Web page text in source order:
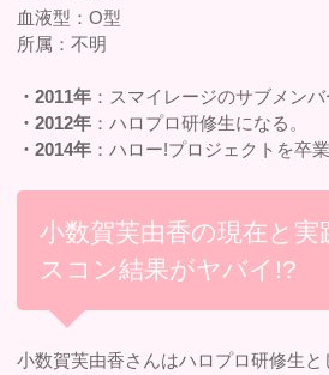
血液型：O型
所属：不明
・2011年 ：スマイレージのサブメン
・2012年 ：ハロプロ研修生になる。
・2014年 ：ハロー!プロジェクトを卒業
小数賀芙由香の現在と実
スコン結果がヤバイ!?
小数賀芙由香さんはハロプロ研修生